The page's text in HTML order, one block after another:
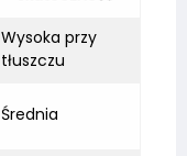
Wysoka przy
tłuszczu
Średnia